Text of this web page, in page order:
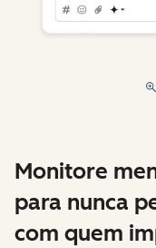
Monitore
para nunca
com quem